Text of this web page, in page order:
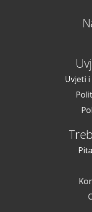
Uvjeti